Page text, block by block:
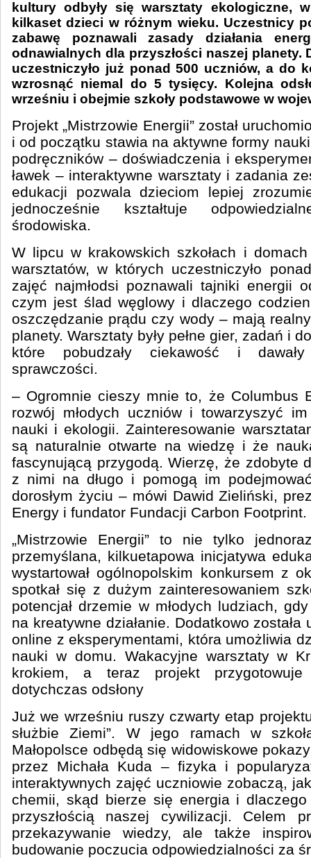
kultury odbyły się warsztaty ekologiczne,
kilkaset dzieci w różnym wieku. Uczestnicy
zabawę poznawali zasady działania
odnawialnych dla przyszłości naszej planety.
uczestniczyło już ponad 500 uczniów, a do
wzrosnąć niemal do 5 tysięcy. Kolejna
wrześniu i obejmie szkoły podstawowe w
Projekt „Mistrzowie Energii” został
i od początku stawia na aktywne formy
podręczników – doświadczenia i
ławek – interaktywne warsztaty i zadania
edukacji pozwala dzieciom lepiej
jednocześnie kształtuje
środowiska.
W lipcu w krakowskich szkołach i
warsztatów, w których uczestniczyło
zajęć najmłodsi poznawali tajniki energii
czym jest ślad węglowy i dlaczego
oszczędzanie prądu czy wody – mają
planety. Warsztaty były pełne gier, zadań i
które pobudzały ciekawość i
sprawczości.
– Ogromnie cieszy mnie to, że Columbus
rozwój młodych uczniów i towarzyszyć
nauki i ekologii. Zainteresowanie
są naturalnie otwarte na wiedzę i że
fascynującą przygodą. Wierzę, że zdobyte
z nimi na długo i pomogą im
dorosłym życiu – mówi Dawid Zieliński,
Energy i fundator Fundacji Carbon Footprint.
„Mistrzowie Energii” to nie tylko
przemyślana, kilkuetapowa inicjatywa
wystartował ogólnopolskim konkursem z
spotkał się z dużym zainteresowaniem
potencjał drzemie w młodych ludziach,
na kreatywne działanie. Dodatkowo
online z eksperymentami, która umożliwia
nauki w domu. Wakacyjne warsztaty w
krokiem, a teraz projekt
dotychczas odsłony
Już we wrześniu ruszy czwarty etap
służbie Ziemi”. W jego ramach w
Małopolsce odbędą się widowiskowe
przez Michała Kuda – fizyka i
interaktywnych zajęć uczniowie zobaczą,
chemii, skąd bierze się energia i dlaczego
przyszłością naszej cywilizacji. Celem
przekazywanie wiedzy, ale także
budowanie poczucia odpowiedzialności za